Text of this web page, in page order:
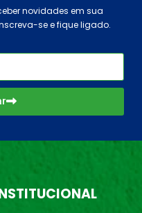
novidades em sua
se e fique ligado.